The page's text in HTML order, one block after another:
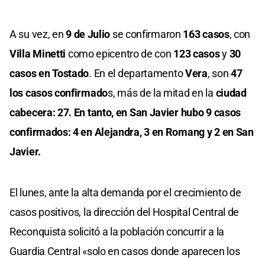
A su vez, en9 de Julio se confirmaron 163 casos, con
Villa Minetti como epicentro de con 123 casosy30
casos en Tostado. En el departamentoVera, son47
los casos confirmados, más de la mitad en la ciudad
cabecera: 27. En tanto, en San Javier hubo 9 casos
confirmados: 4 en Alejandra, 3 en Romang y 2 en San
Javier.
El lunes, ante la alta demanda por el crecimiento de
casos positivos, la dirección del Hospital Central de
Reconquista solicitó a la población concurrir a la
Guardia Central «solo en casos donde aparecen los